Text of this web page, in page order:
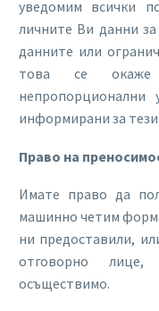
уведомим всички
личните Ви данни
данните или
това се окаже
информирани за
Право на
Имате право да
машинно четим
ни предоставили,
отговорно
осъществимо.